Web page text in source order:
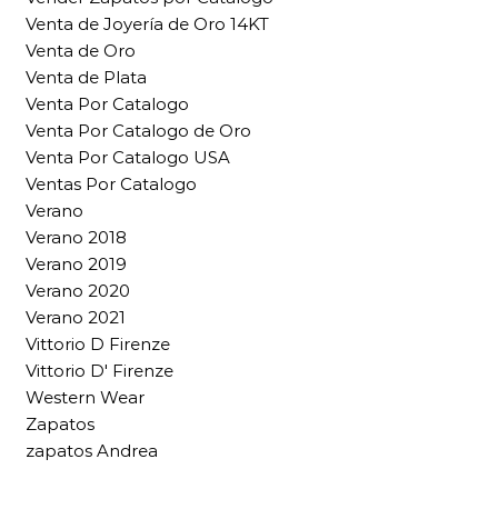
Venta de Joyería de Oro 14KT
Venta de Oro
Venta de Plata
Venta Por Catalogo
Venta Por Catalogo de Oro
Venta Por Catalogo USA
Ventas Por Catalogo
Verano
Verano 2018
Verano 2019
Verano 2020
Verano 2021
Vittorio D Firenze
Vittorio D' Firenze
Western Wear
Zapatos
zapatos Andrea